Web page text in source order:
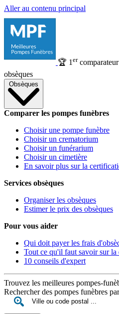
Aller au contenu principal
🏆 1 ercomparateur
obsèques
Obsèques
Comparer les pompes funèbres
Choisir une pompe funèbre
Choisir un crematorium
Choisir un funérarium
Choisir un cimetière
En savoir plus sur la
Services obsèques
Organiser les obsèques
Estimer le prix des obsèques
Pour vous aider
Qui doit payer les frais
Tout ce qu'il faut savoir sur la
10 conseils d'expert
Trouvez les meilleures pompes-
Rechercher des pompes funèbres